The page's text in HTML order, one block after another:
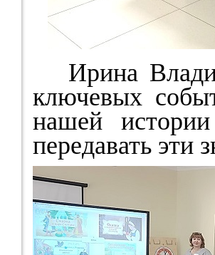
Ирина
ключевых
нашей
передавать